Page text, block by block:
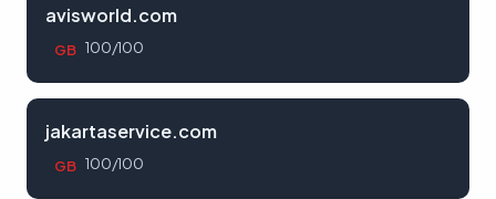
avisworld.com
GB 100/100
jakartaservice.com
GB 100/100